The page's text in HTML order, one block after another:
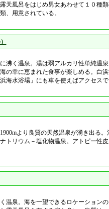
天風呂をはじめ男女あわせて１０種
、用意されている。
沸く温泉。湯は弱アルカリ性単純温
の幸に恵まれた食事が楽しめる。白
海水浴場」にも車を使えばアクセスで
より良質の天然温泉が湧き出る
トリウム－塩化物温泉。アトピー性
温泉。海を一望できるロケーション